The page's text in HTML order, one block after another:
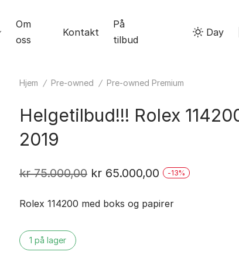
Toggle
menu
Om
oss
Kontakt
På
tilbud
Day
Hjem / Pre-owned / Pre-owned Premium
Helgetilbud!!! Rolex
2019
kr75.000,00 Opprinnelig
kr65.000,00Nåværende
-13%
Rolex 114200 med boks og papirer
1 på lager